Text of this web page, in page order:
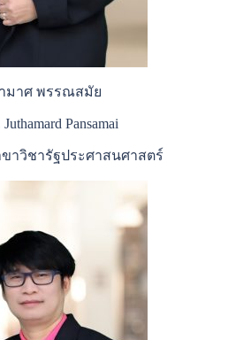
มาศ พรรณสมัย
Pansamai
าวิชารัฐประศาสนศาสตร์